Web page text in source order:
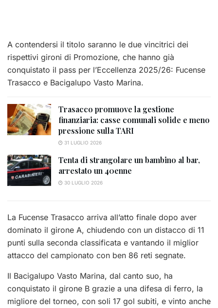
A contendersi il titolo saranno le due vincitrici dei
rispettivi gironi di Promozione, che hanno già
conquistato il pass per l’Eccellenza 2025/26: Fucense
Trasacco e Bacigalupo Vasto Marina.
Trasacco promuove la gestione
finanziaria: casse comunali solide e meno
pressione sulla TARI
31 LUGLIO 2026
Tenta di strangolare un bambino al bar,
arrestato un 40enne
30 LUGLIO 2026
La Fucense Trasacco arriva all’atto finale dopo aver
dominato il girone A, chiudendo con un distacco di 11
punti sulla seconda classificata e vantando il miglior
attacco del campionato con ben 86 reti segnate.
Il Bacigalupo Vasto Marina, dal canto suo, ha
conquistato il girone B grazie a una difesa di ferro, la
migliore del torneo, con soli 17 gol subiti, e vinto anche